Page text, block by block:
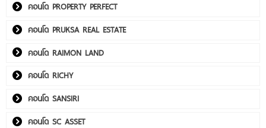
คอนโด PROPERTY PERFECT
คอนโด PRUKSA REAL ESTATE
คอนโด RAIMON LAND
คอนโด RICHY
คอนโด SANSIRI
คอนโด SC ASSET